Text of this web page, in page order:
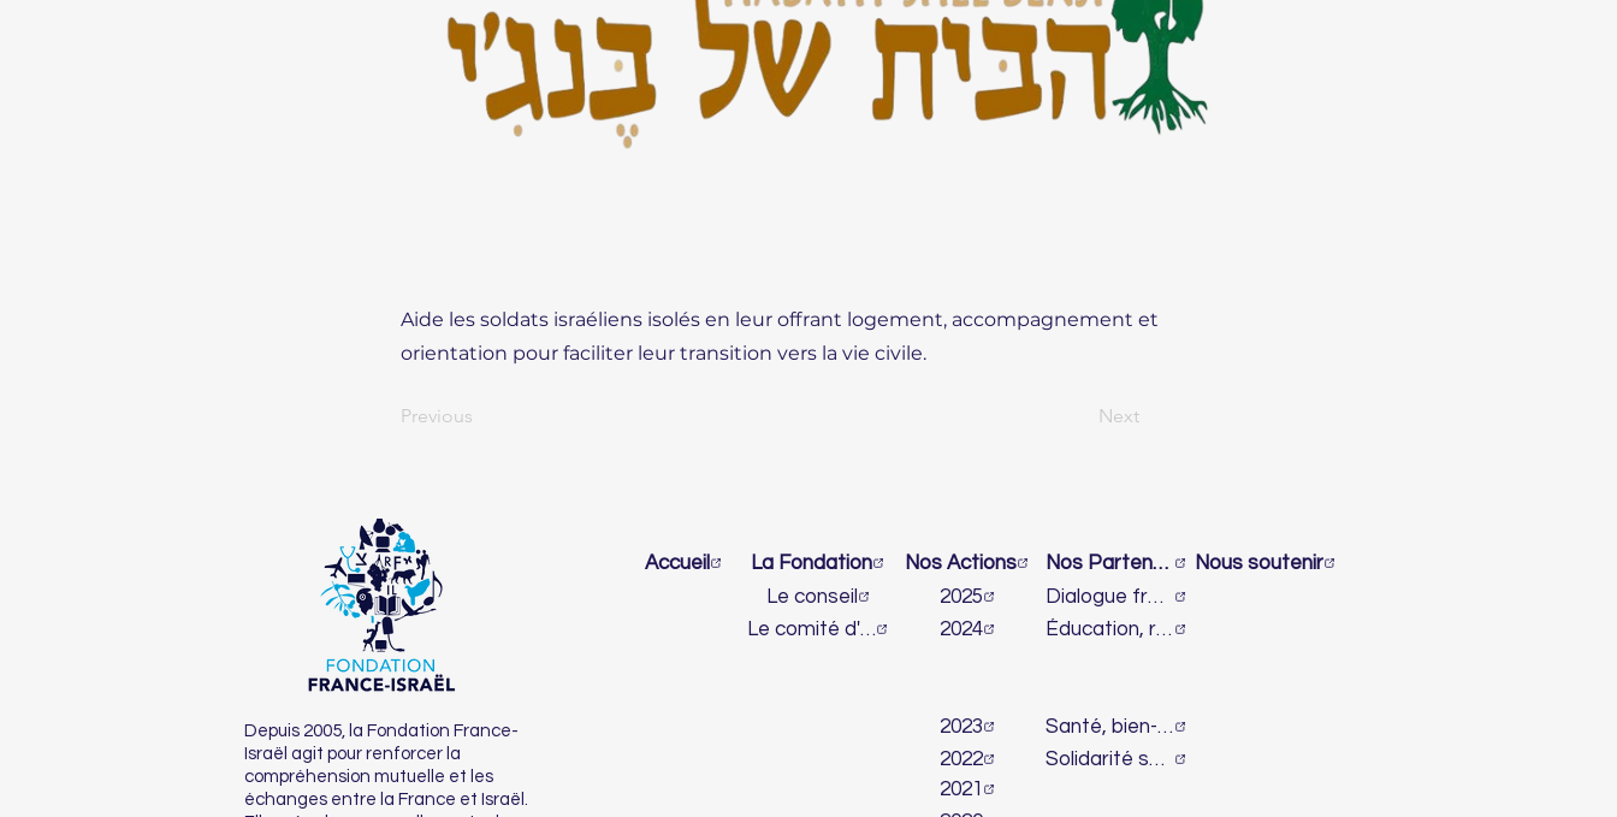
Aide les soldats israéliens isolés en leur offrant logement, accompagnement et
orientation pour faciliter leur transition vers la vie civile.
Previous Next
Depuis 2005, la Fondation France-
Israël agit pour renforcer la
compréhension mutuelle et les
échanges entre la France et Israël.
Accueil La Fondation Nos Actions Nos Partenaires
Nous soutenir
Le conseil
2025
Dialogue franco-israélien et lutte contre l’antisémitisme
Le comité d'honneur
2024 Éducation, recherche & innovation
2023
Santé, bien-être & handicap
2022
Solidarité sociale & humanitaire
2021